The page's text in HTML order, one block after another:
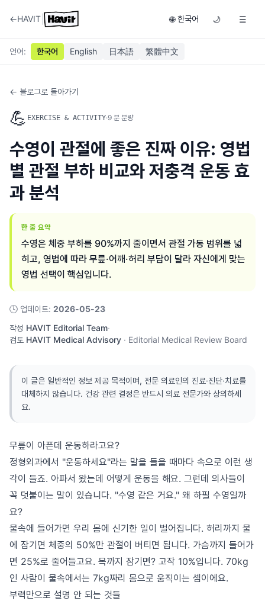
←HAVIT 🌐 한국어 🌙 ☰
언어: 한국어 English 日本語 繁體中文
← 블로그로 돌아가기
💪 EXERCISE & ACTIVITY·9 분 분량
수영이 관절에 좋은 진짜 이유: 영법
별 관절 부하 비교와 저충격 운동 효
과 분석
한 줄 요약
수영은 체중 부하를 90%까지 줄이면서 관절 가동 범위를 넓
히고, 영법에 따라 무릎·어깨·허리 부담이 달라 자신에게 맞는
영법 선택이 핵심입니다.
🕓 업데이트: 2026-05-23
작성 HAVIT Editorial Team·
검토 HAVIT Medical Advisory · Editorial Medical Review Board
이 글은 일반적인 정보 제공 목적이며, 전문 의료인의 진료·진단·치료를
대체하지 않습니다. 건강 관련 결정은 반드시 의료 전문가와 상의하세
요.
무릎이 아픈데 운동하라고요?
정형외과에서 "운동하세요"라는 말을 들을 때마다 속으로 이런 생
각이 들죠. 아파서 왔는데 어떻게 운동을 해요. 그런데 의사들이
꼭 덧붙이는 말이 있습니다. "수영 같은 거요." 왜 하필 수영일까
요?
물속에 들어가면 우리 몸에 신기한 일이 벌어집니다. 허리까지 물
에 잠기면 체중의 50%만 관절이 버티면 됩니다. 가슴까지 들어가
면 25%로 줄어들고요. 목까지 잠기면? 고작 10%입니다. 70kg
인 사람이 물속에서는 7kg짜리 몸으로 움직이는 셈이에요.
부력만으로 설명 안 되는 것들